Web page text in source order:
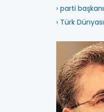
› parti başkanı
› Türk Dünyası